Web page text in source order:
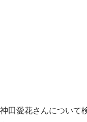
神田愛花さんについて